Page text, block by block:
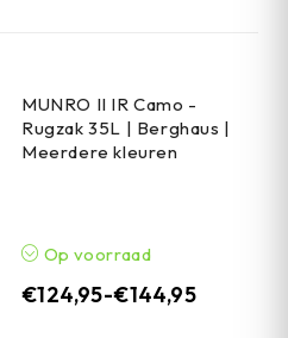
MUNRO II IR Camo -
Rugzak 35L | Berghaus |
Meerdere kleuren
Op voorraad
€124,95-€144,95